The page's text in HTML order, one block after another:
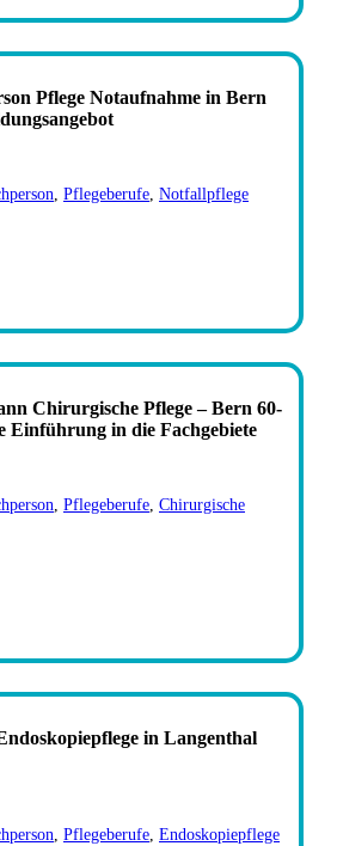
Pflege Notaufnahme in Bern
Pflegeberufe Notfallpflege
Chirurgische Pflege – Bern 60-
Einführung in die Fachgebiete
Pflegeberufe Chirurgische
in Langenthal
Pflegeberufe Endoskopiepflege